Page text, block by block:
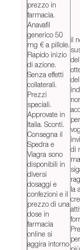
prezzo in
farmacia.
Anavafil
generico 50
mg € a pillole.
Rapido inizio
di azione.
Senza effetti
collaterali.
Prezzi
speciali.
Approvate in
Italia. Sconti.
Consegna il
Spedra e
Viagra sono
disponibili in
diversi
dosaggi e
confezioni e il
prezzo di una
dose in
farmacia
online si
aggira intorno
il
di
la